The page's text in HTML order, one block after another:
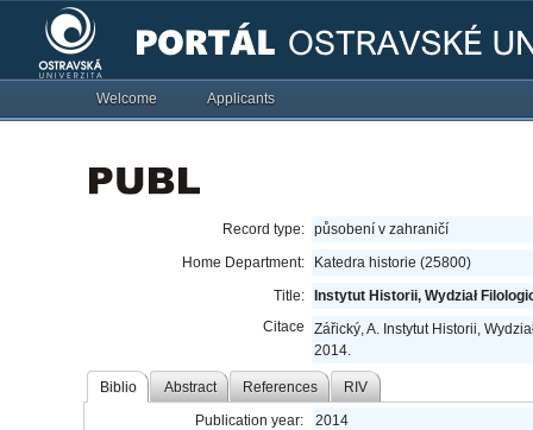
Welcome Applicants
Record type: působení v zahraničí
Home Department:
Katedra historie (25800)
Title:
Instytut Historii, Wydział
Citace
Zářický, A. Instytut Historii,
2014.
Biblio Abstract References RIV
Publication year: 2014